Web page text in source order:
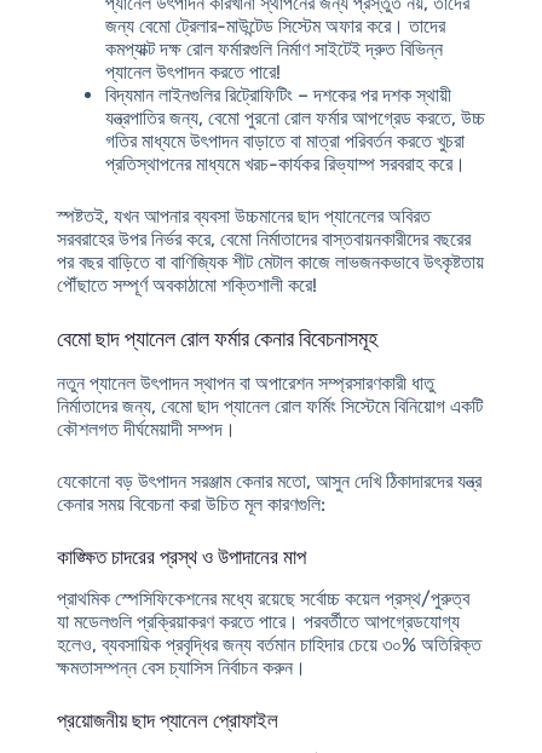
জন্য বেমো ট্রেলার-মাউন্টেড সিস্টেম অফার করে। তাদের
কমপ্যাক্ট দক্ষ রোল ফর্মারগুলি নির্মাণ সাইটেই দ্রুত বিভিন্ন
প্যানেল উৎপাদন করতে পারে!
বিদ্যমান লাইনগুলির রিট্রোফিটিং– দশকের পর দশক স্থায়ী
যন্ত্রপাতির জন্য, বেমো পুরনো রোল ফর্মার আপগ্রেড করতে, উচ্চ
গতির মাধ্যমে উৎপাদন বাড়াতে বা মাত্রা পরিবর্তন করতে খুচরা
প্রতিস্থাপনের মাধ্যমে খরচ-কার্যকর রিভ্যাম্প সরবরাহ করে।
স্পষ্টতই, যখন আপনার ব্যবসা উচ্চমানের ছাদ প্যানেলের অবিরত
সরবরাহের উপর নির্ভর করে, বেমো নির্মাতাদের বাস্তবায়নকারীদের বছরের
পর বছর বাড়িতে বা বাণিজ্যিক শীট মেটাল কাজে লাভজনকভাবে উৎকৃষ্টতায়
পৌঁছাতে সম্পূর্ণ অবকাঠামো শক্তিশালী করে!
বেমো ছাদ প্যানেল রোল ফর্মার কেনার বিবেচনাসমূহ
নতুন প্যানেল উৎপাদন স্থাপন বা অপারেশন সম্প্রসারণকারী ধাতু
নির্মাতাদের জন্য, বেমো ছাদ প্যানেল রোল ফর্মিং সিস্টেমে বিনিয়োগ একটি
কৌশলগত দীর্ঘমেয়াদী সম্পদ।
যেকোনো বড় উৎপাদন সরঞ্জাম কেনার মতো, আসুন দেখি ঠিকাদারদের যন্ত্র
কেনার সময় বিবেচনা করা উচিত মূল কারণগুলি:
কাঙ্ক্ষিত চাদরের প্রস্থ ও উপাদানের মাপ
প্রাথমিক স্পেসিফিকেশনের মধ্যে রয়েছে সর্বোচ্চ কয়েল প্রস্থ/পুরুত্ব
যা মডেলগুলি প্রক্রিয়াকরণ করতে পারে। পরবর্তীতে আপগ্রেডযোগ্য
হলেও, ব্যবসায়িক প্রবৃদ্ধির জন্য বর্তমান চাহিদার চেয়ে ৩০% অতিরিক্ত
ক্ষমতাসম্পন্ন বেস চ্যাসিস নির্বাচন করুন।
প্রয়োজনীয় ছাদ প্যানেল প্রোফাইল